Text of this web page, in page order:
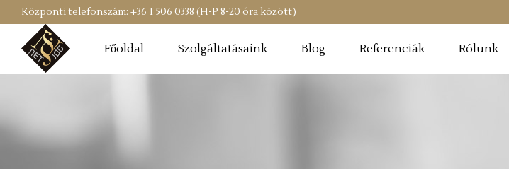
Központi telefonszám: +36 1 506 0338 (H-P 8-20 óra között)
Főoldal Szolgáltatásaink Blog Referenciák Rólunk